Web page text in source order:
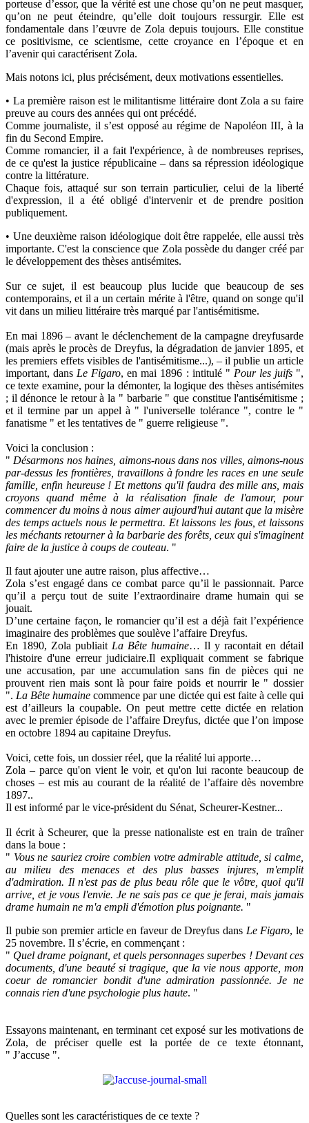
porteuse d’essor, que la vérité est une chose qu’on ne peut masquer,
qu’on ne peut éteindre, qu’elle doit toujours ressurgir. Elle est
fondamentale dans l’œuvre de Zola depuis toujours. Elle constitue
ce positivisme, ce scientisme, cette croyance en l’époque et en
l’avenir qui caractérisent Zola.
Mais notons ici, plus précisément, deux motivations essentielles.
• La première raison est le militantisme littéraire dont Zola a su faire
preuve au cours des années qui ont précédé.
Comme journaliste, il s’est opposé au régime de Napoléon III, à la
fin du Second Empire.
Comme romancier, il a fait l'expérience, à de nombreuses reprises,
de ce qu'est la justice républicaine – dans sa répression idéologique
contre la littérature.
Chaque fois, attaqué sur son terrain particulier, celui de la liberté
d'expression, il a été obligé d'intervenir et de prendre position
publiquement.
• Une deuxième raison idéologique doit être rappelée, elle aussi très
importante. C'est la conscience que Zola possède du danger créé par
le développement des thèses antisémites.
Sur ce sujet, il est beaucoup plus lucide que beaucoup de ses
contemporains, et il a un certain mérite à l'être, quand on songe qu'il
vit dans un milieu littéraire très marqué par l'antisémitisme.
En mai 1896 – avant le déclenchement de la campagne dreyfusarde
(mais après le procès de Dreyfus, la dégradation de janvier 1895, et
les premiers effets visibles de l'antisémitisme...), – il publie un article
important, dansLe Figaro, en mai 1896 : intitulé " Pour les juifs",
ce texte examine, pour la démonter, la logique des thèses antisémites
; il dénonce le retour à la " barbarie " que constitue l'antisémitisme ;
et il termine par un appel à " l'universelle tolérance ", contre le "
fanatisme " et les tentatives de " guerre religieuse ".
Voici la conclusion :
"Désarmons nos haines, aimons-nous dans nos villes, aimons-nous
par-dessus les frontières, travaillons à fondre les races en une seule
famille, enfin heureuse ! Et mettons qu'il faudra des mille ans, mais
croyons quand même à la réalisation finale de l'amour, pour
commencer du moins à nous aimer aujourd'hui autant que la misère
des temps actuels nous le permettra. Et laissons les fous, et laissons
les méchants retourner à la barbarie des forêts, ceux qui s'imaginent
faire de la justice à coups de couteau. "
Il faut ajouter une autre raison, plus affective…
Zola s’est engagé dans ce combat parce qu’il le passionnait. Parce
qu’il a perçu tout de suite l’extraordinaire drame humain qui se
jouait.
D’une certaine façon, le romancier qu’il est a déjà fait l’expérience
imaginaire des problèmes que soulève l’affaire Dreyfus.
En 1890, Zola publiait La Bête humaine… Il y racontait en détail
l'histoire d'une erreur judiciaire.Il expliquait comment se fabrique
une accusation, par une accumulation sans fin de pièces qui ne
prouvent rien mais sont là pour faire poids et nourrir le " dossier
".La Bête humaine commence par une dictée qui est faite à celle qui
est d’ailleurs la coupable. On peut mettre cette dictée en relation
avec le premier épisode de l’affaire Dreyfus, dictée que l’on impose
en octobre 1894 au capitaine Dreyfus.
Voici, cette fois, un dossier réel, que la réalité lui apporte…
Zola – parce qu'on vient le voir, et qu'on lui raconte beaucoup de
choses – est mis au courant de la réalité de l’affaire dès novembre
1897..
Il est informé par le vice-président du Sénat, Scheurer-Kestner...
Il écrit à Scheurer, que la presse nationaliste est en train de traîner
dans la boue :
" Vous ne sauriez croire combien votre admirable attitude, si calme,
au milieu des menaces et des plus basses injures, m'emplit
d'admiration. Il n'est pas de plus beau rôle que le vôtre, quoi qu'il
arrive, et je vous l'envie. Je ne sais pas ce que je ferai, mais jamais
drame humain ne m'a empli d'émotion plus poignante. "
Il pubie son premier article en faveur de Dreyfus dans Le Figaro, le
25 novembre. Il s’écrie, en commençant :
" Quel drame poignant, et quels personnages superbes ! Devant ces
documents, d'une beauté si tragique, que la vie nous apporte, mon
coeur de romancier bondit d'une admiration passionnée. Je ne
connais rien d'une psychologie plus haute. "
Essayons maintenant, en terminant cet exposé sur les motivations de
Zola, de préciser quelle est la portée de ce texte étonnant,
" J’accuse ".
Quelles sont les caractéristiques de ce texte ?